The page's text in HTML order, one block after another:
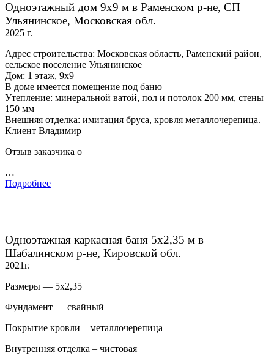
Одноэтажный дом 9х9 м в Раменском р-не, СП
Ульянинское, Московская обл.
2025 г.
Адрес строительства: Московская область, Раменский район,
сельское поселение Ульянинское
Дом: 1 этаж, 9х9
В доме имеется помещение под баню
Утепление: минеральной ватой, пол и потолок 200 мм, стены
150 мм
Внешняя отделка: имитация бруса, кровля металлочерепица.
Клиент Владимир
Отзыв заказчика о
…
Подробнее
Одноэтажная каркасная баня 5х2,35 м в
Шабалинском р-не, Кировской обл.
2021г.
Размеры — 5х2,35
Фундамент — свайный
Покрытие кровли – металлочерепица
Внутренняя отделка – чистовая